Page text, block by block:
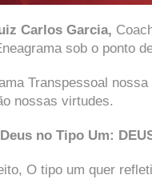
Carlos Garcia,
sob o ponto
Transpessoal
nossas virtudes.
no Tipo Um:
O tipo um quer